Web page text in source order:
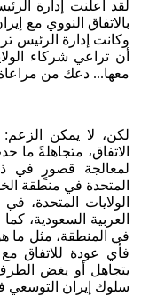
لقد أعلنت إدارة
بالاتفاق النووي مع
وكانت إدارة الرئيس
أن تراعي شركاء
معها... دعك من مراعاة
لكن، لا يمكن الزعم:
الاتفاق، متجاهلةً ما
لمعالجة قصورٍ في
المتحدة في منطقة
الولايات المتحدة،
العربية السعودية،
في المنطقة، مثل ما
فأي عودة للاتفاق مع
يتجاهل أو يغض
سلوك إيران التوسعي